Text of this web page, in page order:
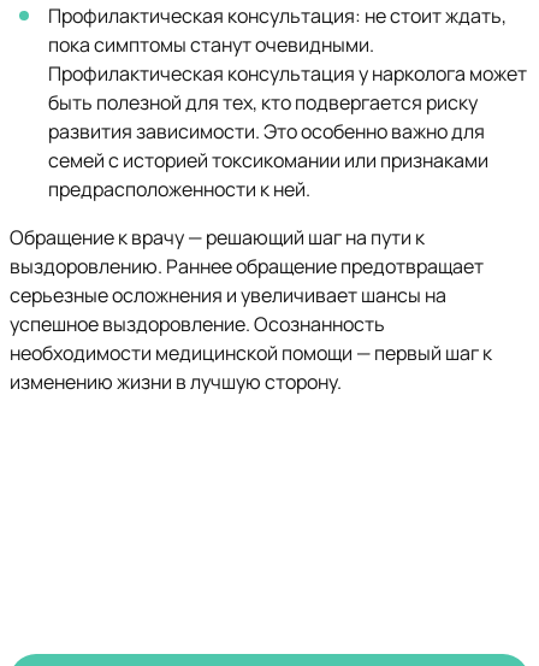
Профилактическая консультация: не стоит ждать,
пока симптомы станут очевидными.
Профилактическая консультация у нарколога может
быть полезной для тех, кто подвергается риску
развития зависимости. Это особенно важно для
семей с историей токсикомании или признаками
предрасположенности к ней.
Обращение к врачу — решающий шаг на пути к
выздоровлению. Раннее обращение предотвращает
серьезные осложнения и увеличивает шансы на
успешное выздоровление. Осознанность
необходимости медицинской помощи — первый шаг к
изменению жизни в лучшую сторону.